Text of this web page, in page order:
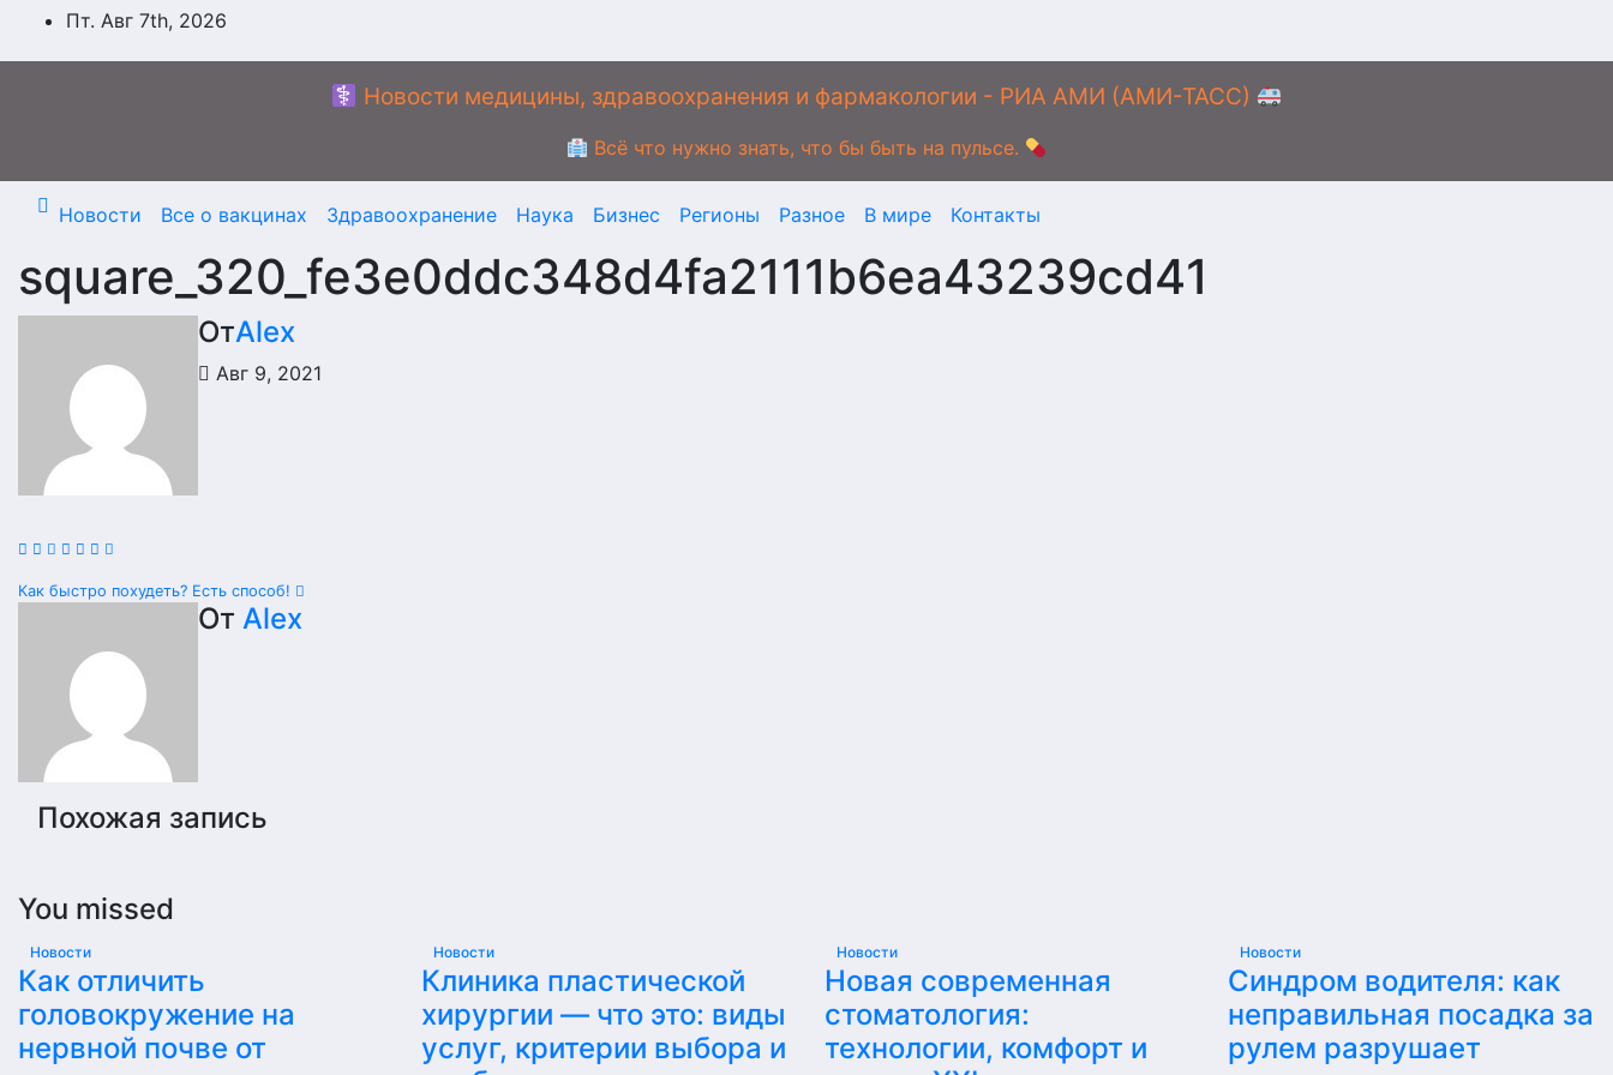
ПерейтиПт. Авг 7th, 2026
Новости медицины, здравоохранения и фармакологии - РИА АМИ (АМИ-ТАСС)
Всё что нужно знать, что бы быть на пульсе.
Новости Все о вакцинах Здравоохранение Наука Бизнес Регионы Разное В мире Контакты
square_320_fe3e0ddc348d4fa2111b6ea43239cd41
ОтAlex
Авг 9, 2021
Навигация
записям
Как быстро похудеть? Есть способ!
От Alex
Похожая запись
You missed
Новости
Как отличить
головокружение на
нервной почве от
Новости
Клиника пластической
хирургии — что это: виды
услуг, критерии выбора и
Новости
Новая современная
стоматология:
технологии, комфорт и
Новости
Синдром водителя: как
неправильная посадка за
рулем разрушает